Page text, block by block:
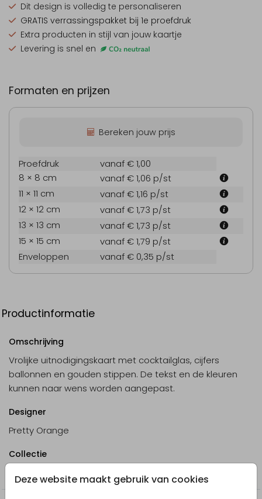
Deze website maakt gebruik van cookies
Dit design is volledig te personaliseren
GRATIS verrassingspakket bij 1e proefdruk
Extra producten in stijl van jouw kaartje
Levering is snel en
Formaten en prijzen
Bereken jouw prijs
Proefdruk
vanaf € 1,00
8 × 8 cm
vanaf € 1,06 p/st
11 × 11 cm
vanaf € 1,16 p/st
12 × 12 cm
vanaf € 1,73 p/st
13 × 13 cm
vanaf € 1,73 p/st
15 × 15 cm
vanaf € 1,79 p/st
Enveloppen
vanaf € 0,35 p/st
Productinformatie
Omschrijving
Vrolijke uitnodigingskaart met cocktailglas, cijfers
ballonnen en gouden stippen. De tekst en de kleuren
kunnen naar wens worden aangepast.
Designer
Pretty Orange
Collectie